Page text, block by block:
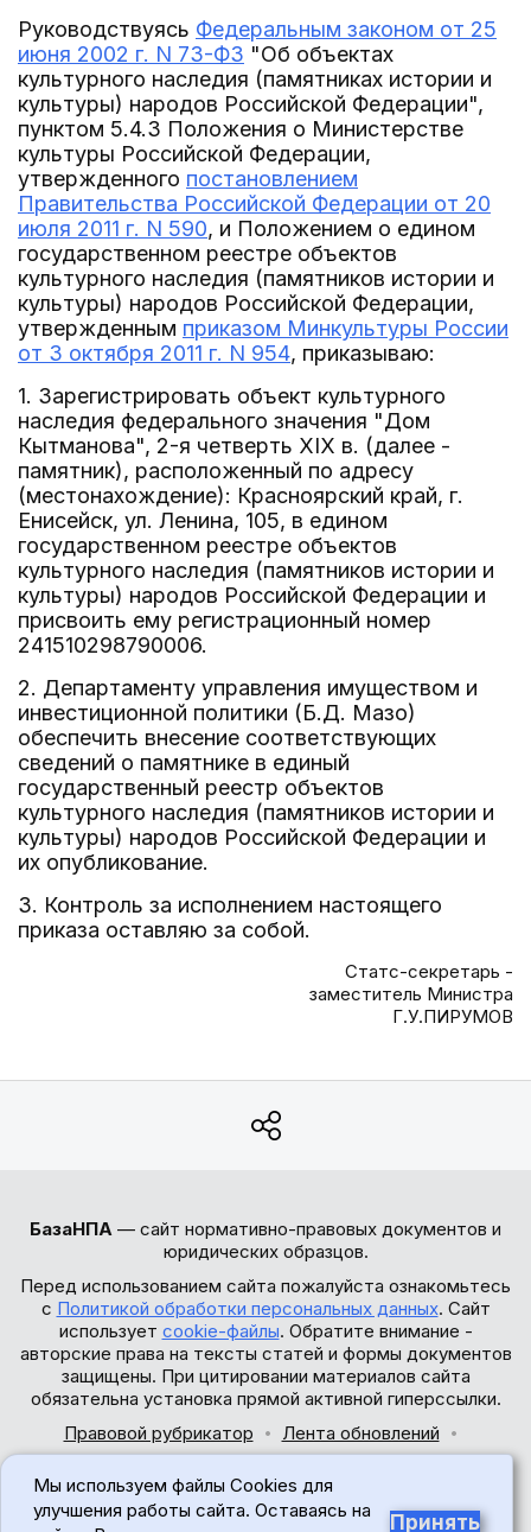
Руководствуясь Федеральным законом от 25
июня 2002 г. N 73-ФЗ "Об объектах
культурного наследия (памятниках истории и
культуры) народов Российской Федерации",
пунктом 5.4.3 Положения о Министерстве
культуры Российской Федерации,
утвержденного постановлением
Правительства Российской Федерации от 20
июля 2011 г. N 590, и Положением о едином
государственном реестре объектов
культурного наследия (памятников истории и
культуры) народов Российской Федерации,
утвержденным приказом Минкультуры России
от 3 октября 2011 г. N 954, приказываю:
1. Зарегистрировать объект культурного
наследия федерального значения "Дом
Кытманова", 2-я четверть XIX в. (далее -
памятник), расположенный по адресу
(местонахождение): Красноярский край, г.
Енисейск, ул. Ленина, 105, в едином
государственном реестре объектов
культурного наследия (памятников истории и
культуры) народов Российской Федерации и
присвоить ему регистрационный номер
241510298790006.
2. Департаменту управления имуществом и
инвестиционной политики (Б.Д. Мазо)
обеспечить внесение соответствующих
сведений о памятнике в единый
государственный реестр объектов
культурного наследия (памятников истории и
культуры) народов Российской Федерации и
их опубликование.
3. Контроль за исполнением настоящего
приказа оставляю за собой.
Статс-секретарь -
заместитель Министра
Г.У.ПИРУМОВ
БазаНПА — сайт нормативно-правовых документов и
юридических образцов.
Перед использованием сайта пожалуйста ознакомьтесь
с Политикой обработки персональных данных. Сайт
использует cookie-файлы. Обратите внимание -
авторские права на тексты статей и формы документов
защищены. При цитировании материалов сайта
обязательна установка прямой активной гиперссылки.
Правовой рубрикатор
Лента обновлений
© 2017-2026
Мы используем файлы Cookies для
улучшения работы сайта. Оставаясь на
Принять